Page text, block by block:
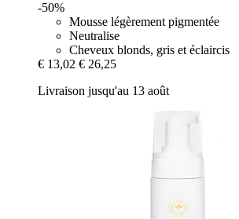
-50%
Mousse légèrement pigmentée
Neutralise
Cheveux blonds, gris et éclaircis
€ 13,02 € 26,25
Livraison jusqu'au 13 août